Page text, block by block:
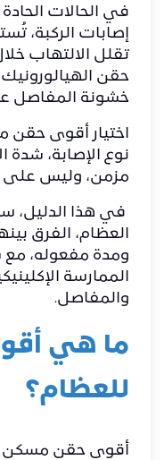
في الحالات
إصابات الركبة،
حقن
خشونة المفاصل
اختيار أقوى
نوع الإصابة، شدة
مزمن، وليس
في هذا الدليل،
العظام، الفرق
ومدة مفعوله،
الممارسة
والمفاصل.
ما هي
للعظام؟
أقوى حقن مسكن